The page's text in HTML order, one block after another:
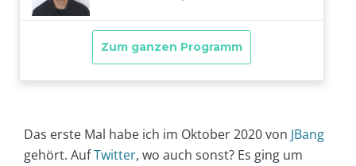
Das erste Mal habe ich im Oktober 2020 von JBang
gehört. AufTwitter, wo auch sonst? Es ging um